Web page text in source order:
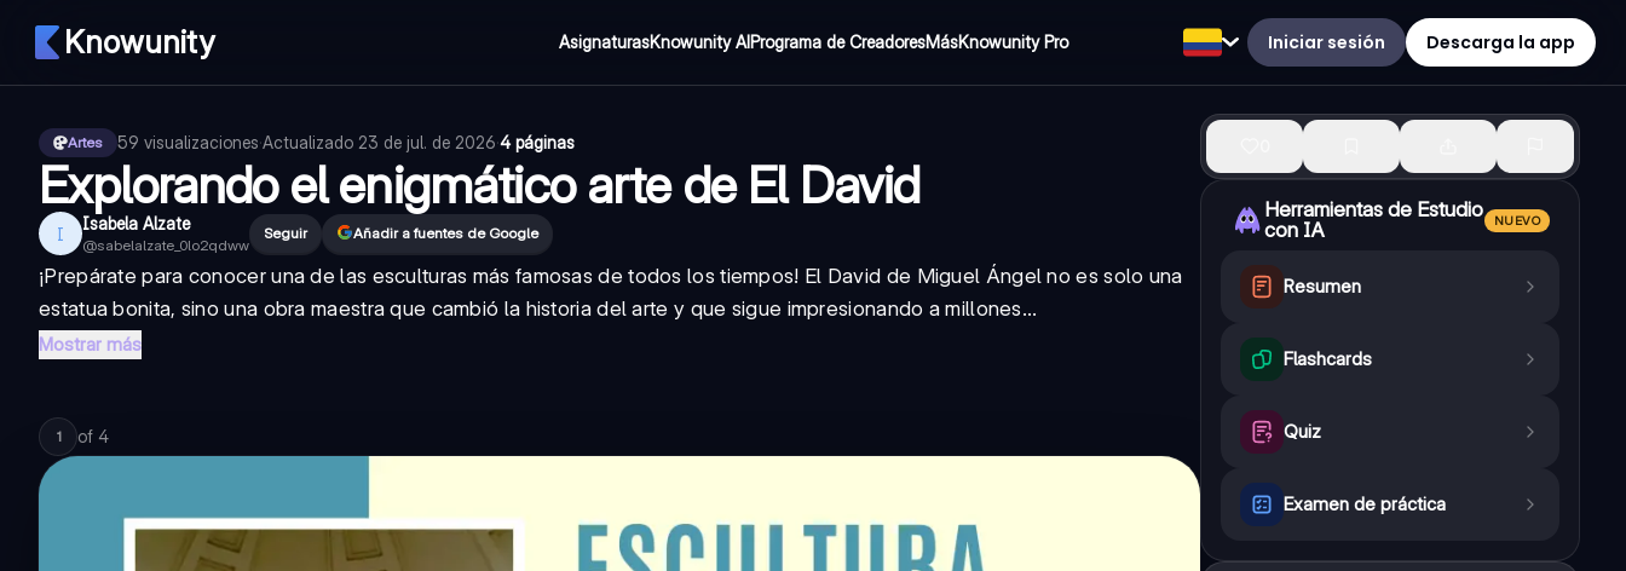
Knowunity AsignaturasKnowunity AIPrograma de CreadoresMásKnowunity Pro Iniciar sesión Descarga la app
Artes 59 visualizaciones·Actualizado 23 de jul. de 2026·4 páginas
Explorando el enigmático arte de El David
I Isabela Alzate
@sabelalzate_0lo2qdww
Seguir Añadir a fuentes de Google
¡Prepárate para conocer una de las esculturas más famosas de todos los tiempos! El David de Miguel Ángel no es solo una
estatua bonita, sino una obra maestra que cambió la historia del arte y que sigue impresionando a millones...
Mostrar más
1 of 4
Herramientas de Estudio
con IA
NUEVO
Resumen
Flashcards
Quiz
Examen de práctica